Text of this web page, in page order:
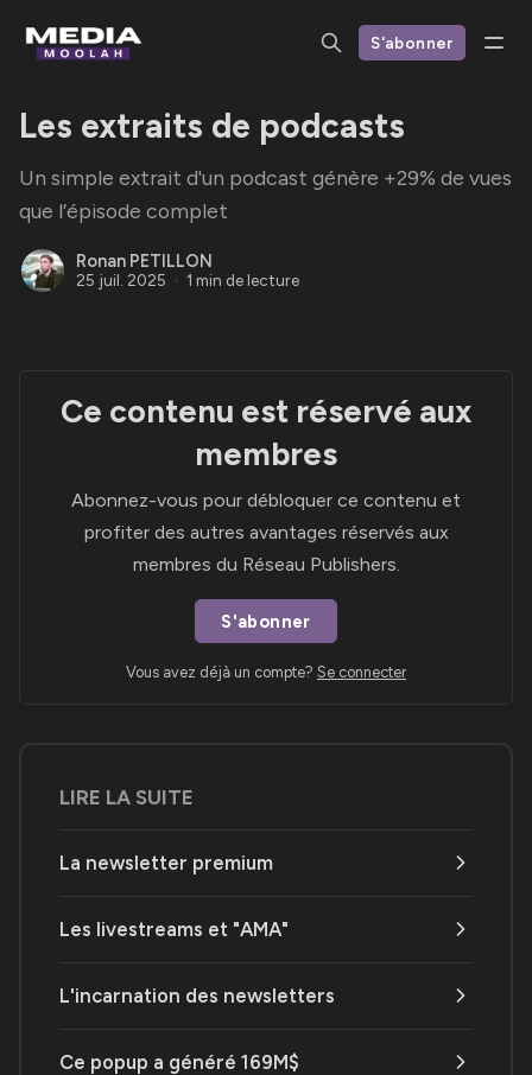
S'abonner
Les extraits de podcasts
Un simple extrait d'un podcast génère +29% de vues
que l’épisode complet
Ronan PETILLON
25 juil. 2025 1 min de lecture
Ce contenu est réservé aux
membres
Abonnez-vous pour débloquer ce contenu et
profiter des autres avantages réservés aux
membres du Réseau Publishers.
S'abonner
Vous avez déjà un compte? Se connecter
LIRE LA SUITE
La newsletter premium
Les livestreams et "AMA"
L'incarnation des newsletters
Ce popup a généré 169M$